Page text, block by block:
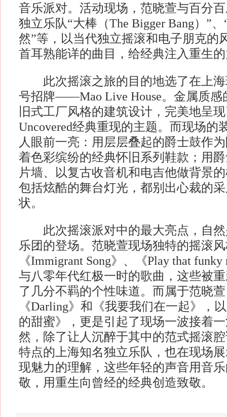
音乐派对。活动现场，范晓萱与百分
独立乐队“大棒（The Bigger Bang）”
然”等，以当代独立摇滚和电子朋克的
首耳熟能详的曲目，给经典注入重生
此次摇滚之旅的目的地选了在上海
号招牌——Mao Live House。金属质感
旧式工厂风格的建筑设计，完美地呈
Uncovered经典重现的主题。而现场的
人眼前一亮：用层层叠起的爵士鼓作
着色彩缤纷的经典怀旧系列鞋款；用
片墙、以复古收音机和电吉他做背景
包括炫酷的舞台灯光，都别出心裁的
状。
此次摇滚派对中的最大亮点，自然
乐团的登场。范晓萱现场独特的摇滚
《Immigrant Song》、《Play that
与八零年代红极一时的歌曲，这些被
了几分不羁的个性味道。而属于范晓
《Darling》和《我要我们在一起》，
的甜蜜》，更是引起了现场一波接着
然，除了让人沉醉于其中的范式摇滚
特点的上海知名独立乐队，也在现场
现魅力的理解，这些年轻的声音用音
敬，用重生向曾经的经典创造致敬。